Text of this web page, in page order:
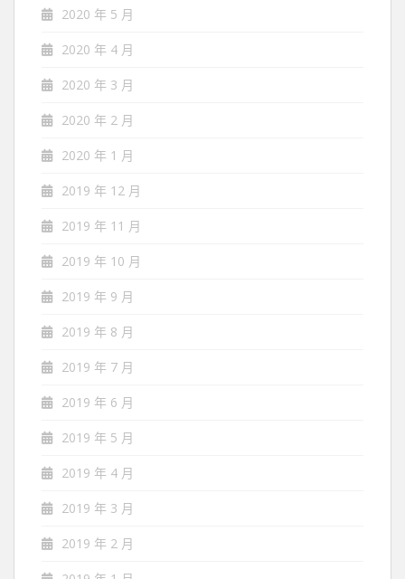
2020 年 5 月
2020 年 4 月
2020 年 3 月
2020 年 2 月
2020 年 1 月
2019 年 12 月
2019 年 11 月
2019 年 10 月
2019 年 9 月
2019 年 8 月
2019 年 7 月
2019 年 6 月
2019 年 5 月
2019 年 4 月
2019 年 3 月
2019 年 2 月